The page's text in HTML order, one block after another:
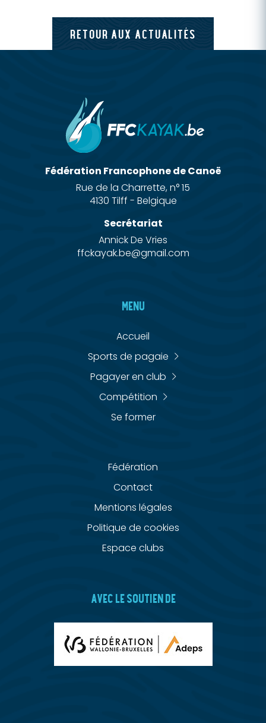
RETOUR AUX ACTUALITÉS
Fédération Francophone de Canoë
Rue de la Charrette, n° 15
4130 Tilff - Belgique
Secrétariat
Annick De Vries
ffckayak.be@gmail.com
MENU
Accueil
Sports de pagaie
Pagayer en club
Compétition
Se former
Fédération
Contact
Mentions légales
Politique de cookies
Espace clubs
AVEC LE SOUTIEN DE